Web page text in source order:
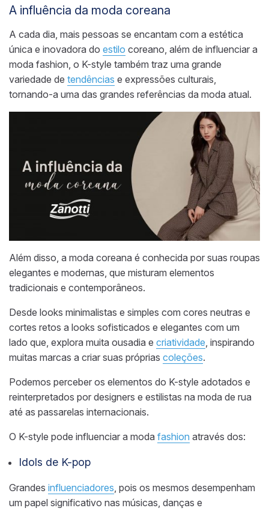
A influência da moda coreana
A cada dia, mais pessoas se encantam com a estética
única e inovadora do estilo coreano, além de influenciar a
moda fashion, o K-style também traz uma grande
variedade de tendências e expressões culturais,
tornando-a uma das grandes referências da moda atual.
Além disso, a moda coreana é conhecida por suas roupas
elegantes e modernas, que misturam elementos
tradicionais e contemporâneos.
Desde looks minimalistas e simples com cores neutras e
cortes retos a looks sofisticados e elegantes com um
lado que, explora muita ousadia e criatividade, inspirando
muitas marcas a criar suas próprias coleções.
Podemos perceber os elementos do K-style adotados e
reinterpretados por designers e estilistas na moda de rua
até as passarelas internacionais.
O K-style pode influenciar a moda fashion através dos:
Idols de K-pop
Grandes influenciadores, pois os mesmos desempenham
um papel significativo nas músicas, danças e